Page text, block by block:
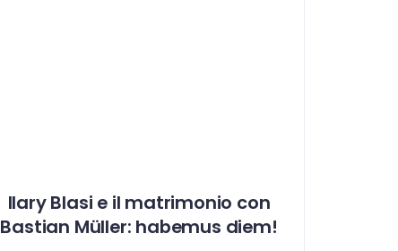
Ilary Blasi e il matrimonio con
Bastian Müller: habemus diem!